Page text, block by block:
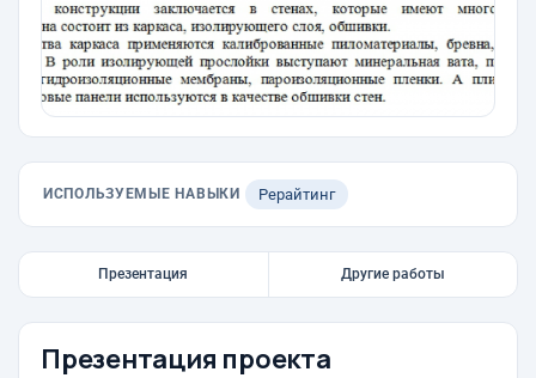
ИСПОЛЬЗУЕМЫЕ НАВЫКИ Рерайтинг
Презентация Другие работы
Презентация проекта